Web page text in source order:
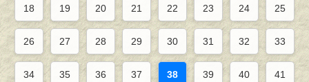
18 19 20 21 22 23 24 25
26 27 28 29 30 31 32 33
34 35 36 37 38 39 40 41